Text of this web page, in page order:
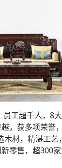
工超千人，8
，获多项荣誉
木材，精湛工艺
零售，超300